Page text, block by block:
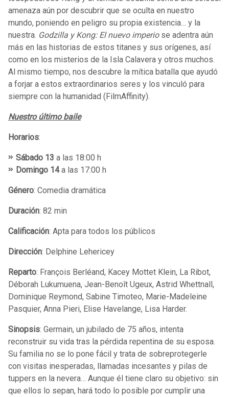
amenaza aún por descubrir que se oculta en nuestro
mundo, poniendo en peligro su propia existencia… y la
nuestra. Godzilla y Kong: El nuevo imperiose adentra aún
más en las historias de estos titanes y sus orígenes, así
como en los misterios de la Isla Calavera y otros muchos.
Al mismo tiempo, nos descubre la mítica batalla que ayudó
a forjar a estos extraordinarios seres y los vinculó para
siempre con la humanidad (FilmAffinity).
Nuestro último baile
Horarios:
Sábado 13 a las 18:00 h
Domingo 14a las 17:00 h
Género: Comedia dramática
Duración: 82 min
Calificación: Apta para todos los públicos
Dirección: Delphine Lehericey
Reparto: François Berléand, Kacey Mottet Klein, La Ribot,
Déborah Lukumuena, Jean-Benoît Ugeux, Astrid Whettnall,
Dominique Reymond, Sabine Timoteo, Marie-Madeleine
Pasquier, Anna Pieri, Elise Havelange, Lisa Harder.
Sinopsis: Germain, un jubilado de 75 años, intenta
reconstruir su vida tras la pérdida repentina de su esposa.
Su familia no se lo pone fácil y trata de sobreprotegerle
con visitas inesperadas, llamadas incesantes y pilas de
tuppers en la nevera… Aunque él tiene claro su objetivo: sin
que ellos lo sepan, hará todo lo posible por cumplir una